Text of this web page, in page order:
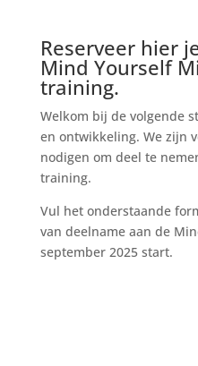
Reserveer hier
Mind Yourself
training.
Welkom bij de volgende
en ontwikkeling. We zijn
nodigen om deel te
training.
Vul het onderstaande
van deelname aan de
september 2025 start.